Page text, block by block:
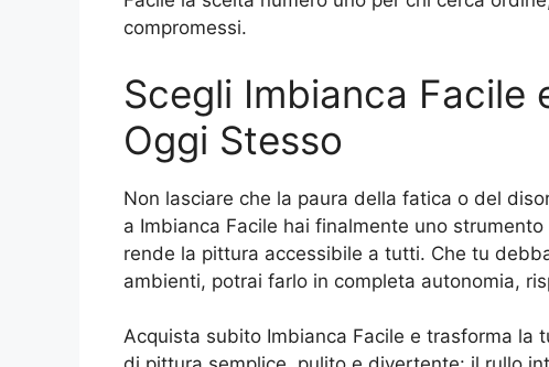
compromessi.
Scegli Imbianca Facile
Oggi Stesso
Non lasciare che la paura della fatica o del
a Imbianca Facile hai finalmente uno
rende la pittura accessibile a tutti. Che tu
ambienti, potrai farlo in completa autonomia,
Acquista subito Imbianca Facile e trasforma la